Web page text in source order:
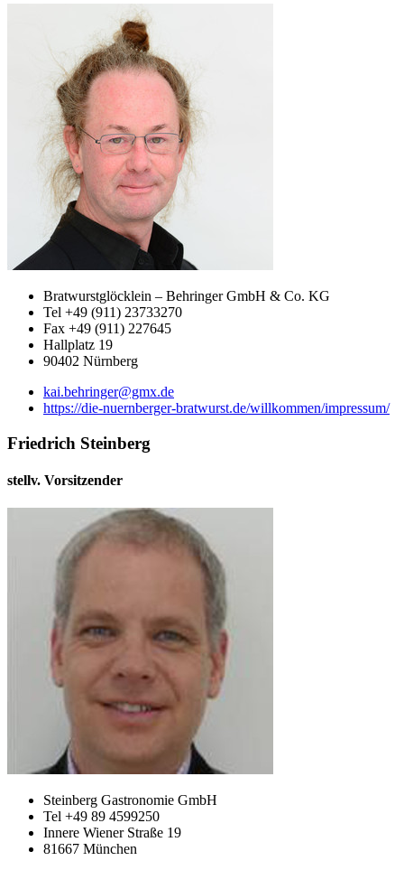
Bratwurstglöcklein – Behringer GmbH & Co. KG
Tel +49 (911) 23733270
Fax +49 (911) 227645
Hallplatz 19
90402 Nürnberg
kai.behringer@gmx.de
https://die-nuernberger-bratwurst.de/willkommen/impressum/
Friedrich Steinberg
stellv. Vorsitzender
Steinberg Gastronomie GmbH
Tel +49 89 4599250
Innere Wiener Straße 19
81667 München